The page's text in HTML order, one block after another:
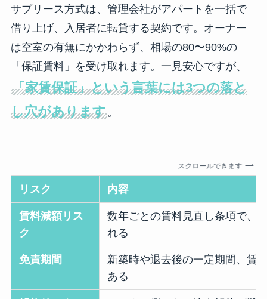
サブリース方式は、管理会社がアパートを一括で
借り上げ、入居者に転貸する契約です。オーナー
は空室の有無にかかわらず、相場の80〜90%の
「保証賃料」を受け取れます。一見安心ですが、
「家賃保証」という言葉には3つの落と
し穴があります。
スクロールできます
リスク 内容
賃料減額リス
ク
数年ごとの賃料見直し条項で、
れる
免責期間
新築時や退去後の一定期間、賃
ある